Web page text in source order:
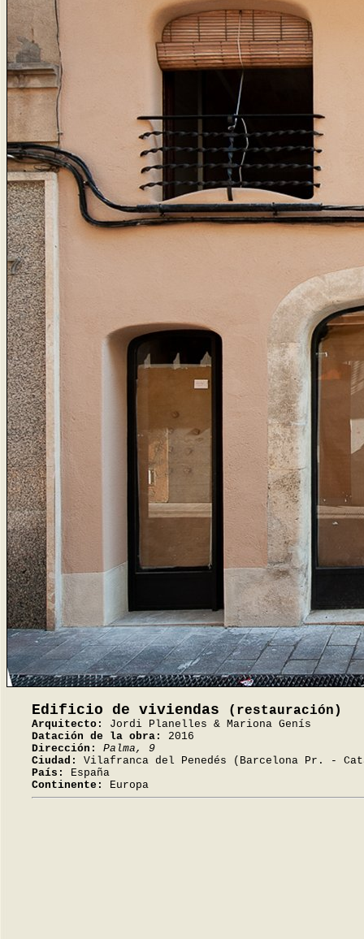
Edificio de viviendas (restauración)
Arquitecto:
Jordi Planelles & Mariona Genís
Datación de la obra:
2016
Dirección:
Palma, 9
Ciudad:
Vilafranca del Penedés (Barcelona Pr. -
País:
España
Continente:
Europa